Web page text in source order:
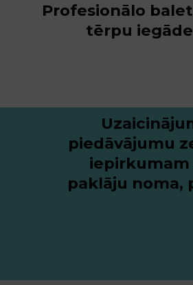
Profesionālo
tērpu iegāde
piedāvājumu
iepirkumam
paklāju noma,